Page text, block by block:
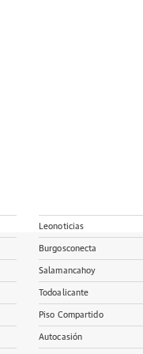
Leonoticias
Burgosconecta
Salamancahoy
Todoalicante
Piso Compartido
Autocasión